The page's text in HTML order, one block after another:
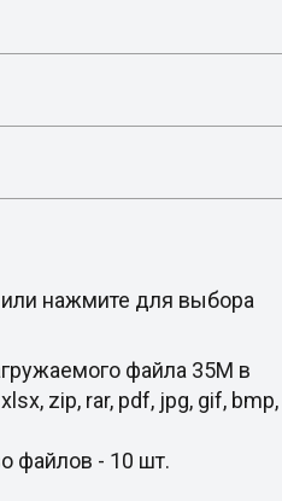
нажмите для выбора
файла 35M в
zip, rar, pdf, jpg, gif, bmp,
файлов - 10 шт.